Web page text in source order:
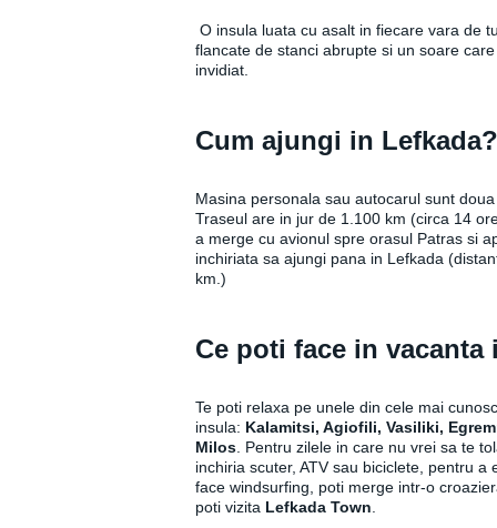
O insula luata cu asalt in fiecare vara de
flancate de stanci abrupte si un soare
invidiat.
Cum ajungi in
Masina personala sau autocarul sunt
Traseul are in jur de 1.100 km (circa 14
a merge cu avionul spre orasul Patras si
inchiriata sa ajungi pana in Lefkada
km.)
Ce poti face in vacanta
Te poti relaxa pe unele din cele mai
insula: Kalamitsi, Agiofili, Vasiliki,
Milos. Pentru zilele in care nu vrei sa te
inchiria scuter, ATV sau biciclete, pentru a
face windsurfing, poti merge intr-o
poti vizita Lefkada Town